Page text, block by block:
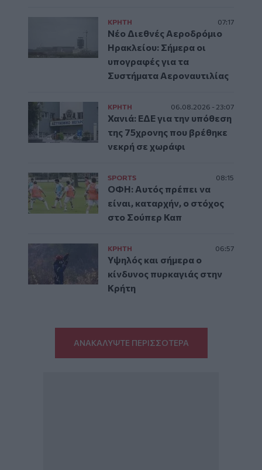
ΚΡΗΤΗ 07:17
Νέο Διεθνές Αεροδρόμιο
Ηρακλείου: Σήμερα οι
υπογραφές για τα
Συστήματα Αεροναυτιλίας
ΚΡΗΤΗ 06.08.2026 - 23:07
Χανιά: ΕΔΕ για την υπόθεση
της 75χρονης που βρέθηκε
νεκρή σε χωράφι
SPORTS 08:15
ΟΦΗ: Αυτός πρέπει να
είναι, καταρχήν, ο στόχος
στο Σούπερ Καπ
ΚΡΗΤΗ 06:57
Υψηλός και σήμερα ο
κίνδυνος πυρκαγιάς στην
Κρήτη
ΑΝΑΚΑΛΥΨΤΕ ΠΕΡΙΣΣΟΤΕΡΑ